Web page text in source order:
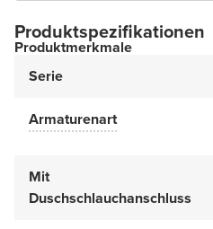
Produktspezifikationen
Produktmerkmale
Serie
Armaturenart
Mit
Duschschlauchanschluss